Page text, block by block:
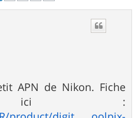
APN de Nikon. Fiche
ici :